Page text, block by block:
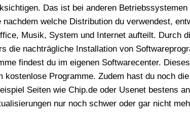
Das ist bei anderen
welche Distribution du verwendest,
Musik, System und Internet aufteilt. Durch
die nachträgliche Installation von
findest du im eigenen Softwarecenter.
Programme. Zudem hast du noch
Seiten wie Chip.de oder Usenet bestens
nur noch schwer oder gar nicht